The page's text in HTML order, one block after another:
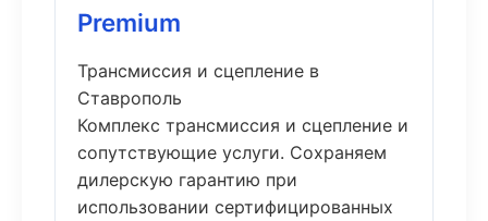
Premium
Трансмиссия и сцепление в
Ставрополь
Комплекс трансмиссия и сцепление и
сопутствующие услуги. Сохраняем
дилерскую гарантию при
использовании сертифицированных